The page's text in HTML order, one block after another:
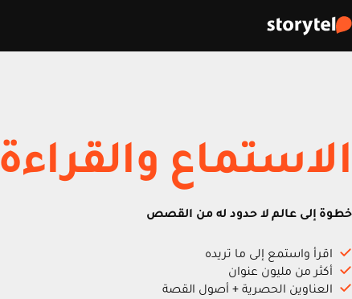
الاستماع والقراءة
خطوة إلى عالم لا حدود له من القصص
اقرأ واستمع إلى ما تريده
أكثر من مليون عنوان
العناوين الحصرية + أصول القصة